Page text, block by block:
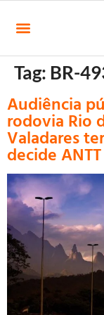
Tag: BR-
Audiência
rodovia Rio
Valadares
decide ANTT